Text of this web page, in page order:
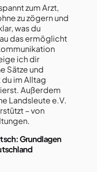
zum Arzt,
zu zögern und
was du
das ermöglicht
ich dir
Sätze und
im Alltag
Außerdem
Landsleute e.V.
– von
Grundlagen